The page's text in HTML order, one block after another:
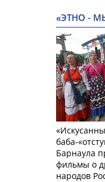
«ЭТНО -
баба-
Барнаула
фильмы о
народов